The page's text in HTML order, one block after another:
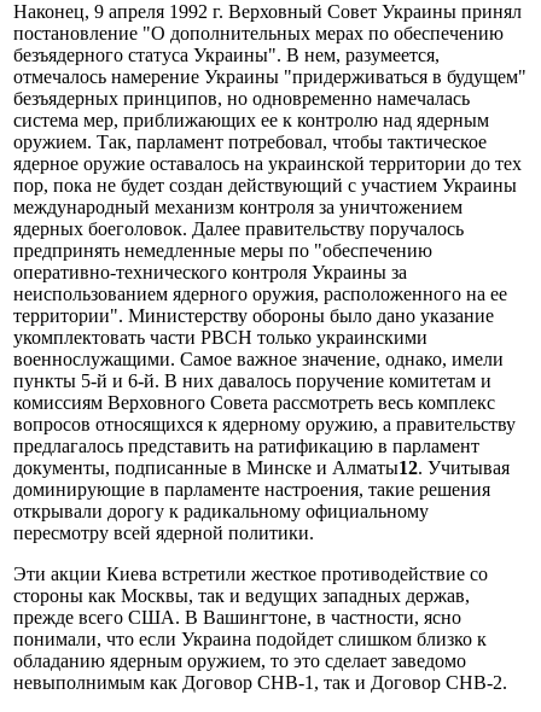
Наконец, 9 апреля 1992 г. Верховный Совет Украины принял
постановление "О дополнительных мерах по обеспечению
безъядерного статуса Украины". В нем, разумеется,
отмечалось намерение Украины "придерживаться в будущем"
безъядерных принципов, но одновременно намечалась
система мер, приближающих ее к контролю над ядерным
оружием. Так, парламент потребовал, чтобы тактическое
ядерное оружие оставалось на украинской территории до тех
пор, пока не будет создан действующий с участием Украины
международный механизм контроля за уничтожением
ядерных боеголовок. Далее правительству поручалось
предпринять немедленные меры по "обеспечению
оперативно-технического контроля Украины за
неиспользованием ядерного оружия, расположенного на ее
территории". Министерству обороны было дано указание
укомплектовать части РВСН только украинскими
военнослужащими. Самое важное значение, однако, имели
пункты 5-й и 6-й. В них давалось поручение комитетам и
комиссиям Верховного Совета рассмотреть весь комплекс
вопросов относящихся к ядерному оружию, а правительству
предлагалось представить на ратификацию в парламент
документы, подписанные в Минске и Алматы12. Учитывая
доминирующие в парламенте настроения, такие решения
открывали дорогу к радикальному официальному
пересмотру всей ядерной политики.
Эти акции Киева встретили жесткое противодействие со
стороны как Москвы, так и ведущих западных держав,
прежде всего США. В Вашингтоне, в частности, ясно
понимали, что если Украина подойдет слишком близко к
обладанию ядерным оружием, то это сделает заведомо
невыполнимым как Договор СНВ-1, так и Договор СНВ-2.